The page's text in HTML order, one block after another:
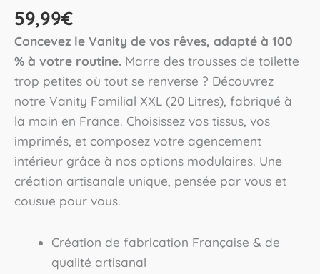
59,99€
Concevez le Vanity de vos rêves, adapté à 100
% à votre routine. Marre des trousses de toilette
trop petites où tout se renverse ? Découvrez
notre Vanity Familial XXL (20 Litres), fabriqué à
la main en France. Choisissez vos tissus, vos
imprimés, et composez votre agencement
intérieur grâce à nos options modulaires. Une
création artisanale unique, pensée par vous et
cousue pour vous.
Création de fabrication Française & de
qualité artisanal